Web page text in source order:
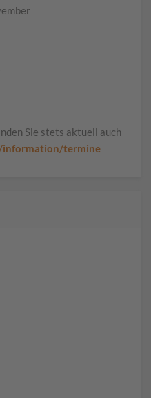
Sie stets aktuell auch
information/termine